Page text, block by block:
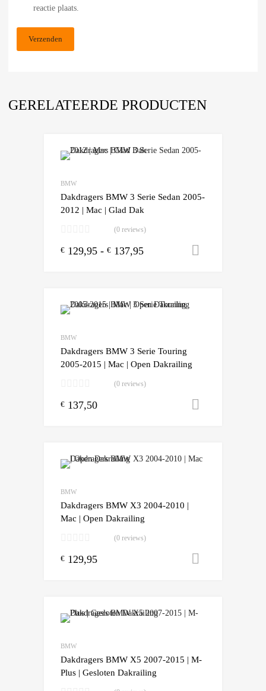
reactie plaats.
GERELATEERDE PRODUCTEN
BMW
Dakdragers BMW 3 Serie Sedan 2005-
2012 | Mac | Glad Dak
(0 reviews)
€ 129,95 - € 137,95
BMW
Dakdragers BMW 3 Serie Touring
2005-2015 | Mac | Open Dakrailing
(0 reviews)
€ 137,50
BMW
Dakdragers BMW X3 2004-2010 |
Mac | Open Dakrailing
(0 reviews)
€ 129,95
BMW
Dakdragers BMW X5 2007-2015 | M-
Plus | Gesloten Dakrailing